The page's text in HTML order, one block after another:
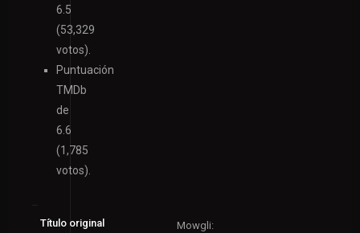
6.5
(53,329
votos).
Puntuación
TMDb
de
6.6
(1,785
votos).
Título original
Mowgli: